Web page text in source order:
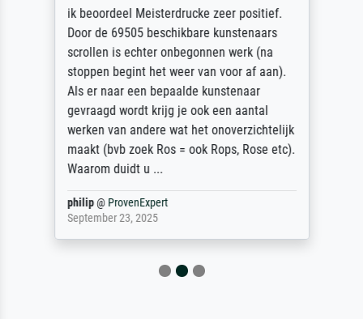
ik beoordeel Meisterdrucke zeer positief.
Door de 69505 beschikbare kunstenaars
scrollen is echter onbegonnen werk (na
stoppen begint het weer van voor af aan).
Als er naar een bepaalde kunstenaar
gevraagd wordt krijg je ook een aantal
werken van andere wat het onoverzichtelijk
maakt (bvb zoek Ros = ook Rops, Rose etc).
Waarom duidt u ...
philip@ ProvenExpert
September 23, 2025